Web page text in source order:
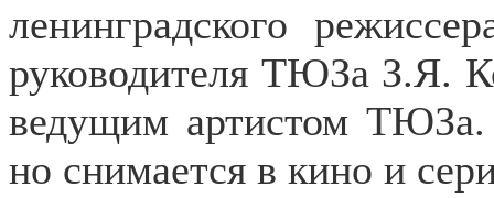
ленинградского
руководителя ТЮЗа З.Я.
ведущим артистом ТЮЗа.
но снимается в кино и